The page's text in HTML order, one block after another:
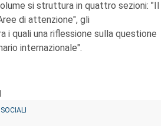
si struttura in quattro sezioni: "Il
di attenzione", gli
i quali una riflessione sulla questione
internazionale".